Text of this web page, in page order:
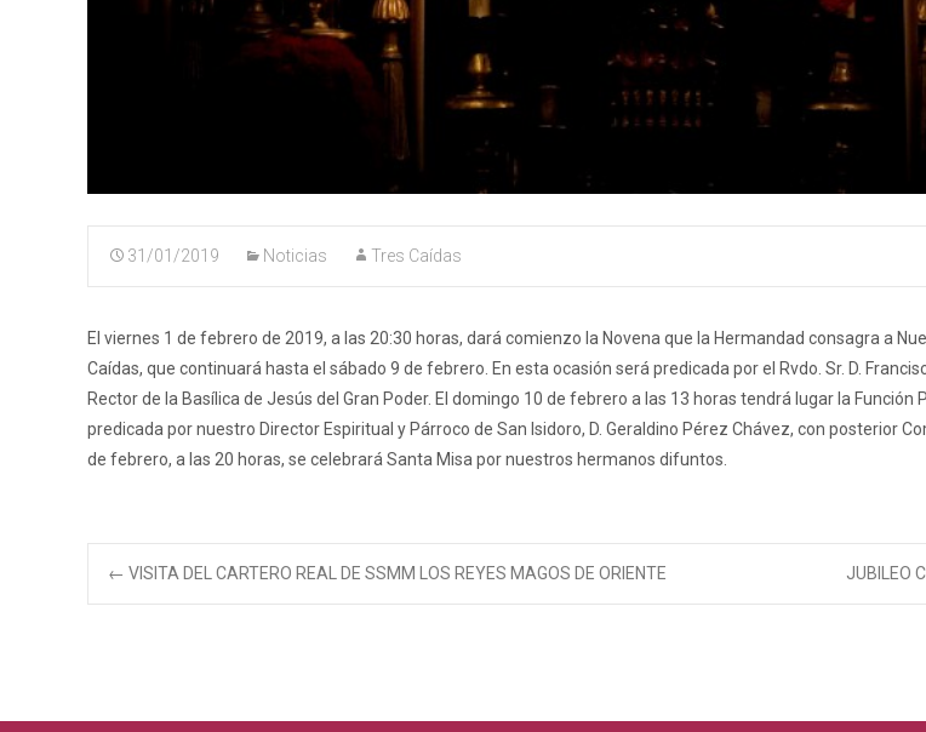
31/01/2019 Noticias Tres Caídas
El viernes 1 de febrero de 2019, a las 20:30 horas, dará comienzo la Novena que la Hermandad consagra a
Caídas, que continuará hasta el sábado 9 de febrero. En esta ocasión será predicada por el Rvdo. Sr. D.
Rector de la Basílica de Jesús del Gran Poder. El domingo 10 de febrero a las 13 horas tendrá lugar la Función
predicada por nuestro Director Espiritual y Párroco de San Isidoro, D. Geraldino Pérez Chávez, con posterior
de febrero, a las 20 horas, se celebrará Santa Misa por nuestros hermanos difuntos.
Navegación
← VISITA DEL CARTERO REAL DE SSMM LOS REYES MAGOS DE ORIENTE JUBILEO